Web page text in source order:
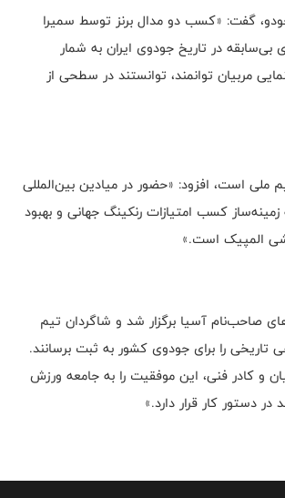
گفت: «کسب دو مدال برنز توسط سمیرا
در رده سنی بزرگسالان در کاپ آسیا اردن ۲۰۲۵، رویدادی بی‌سابقه در تاریخ جودوی ایران به شمار
مربیان توانمند، توانستند در سطحی از
ملی است، افزود: «حضور در میادین بین‌المللی
کسب امتیازات رنکینگ جهانی و بهبود
المپیک است.»
صاحب‌نام آسیا برگزار شد و شاگردان تیم
تاریخی را برای جودوی کشور به ثبت برسانند.
و کادر فنی، این موفقیت را به جامعه ورزش
دستور کار قرار دارد.»